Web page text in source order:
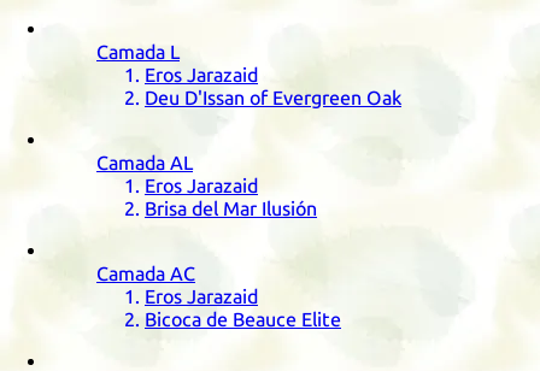
Camada L
Eros Jarazaid
Deu D'Issan of Evergreen Oak
Camada AL
Eros Jarazaid
Brisa del Mar Ilusión
Camada AC
Eros Jarazaid
Bicoca de Beauce Elite